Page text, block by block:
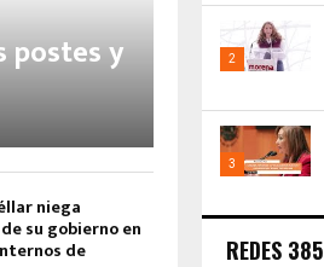
postes y
niega
su gobierno en
de
youtube
2
youtube
3
youtube
REDES 385